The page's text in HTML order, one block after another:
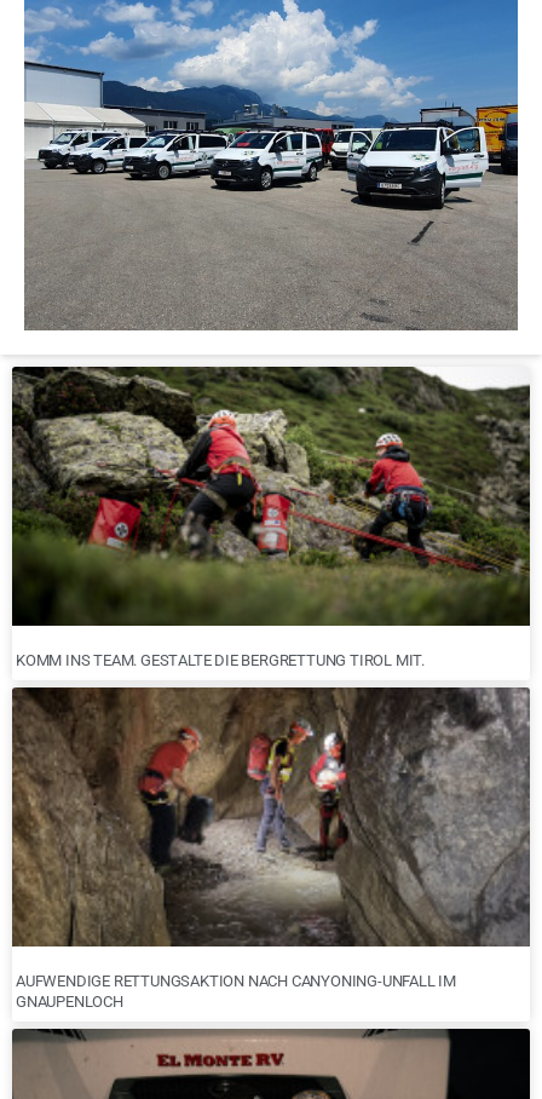
KOMM INS TEAM. GESTALTE DIE BERGRETTUNG TIROL MIT.
AUFWENDIGE RETTUNGSAKTION NACH CANYONING-UNFALL IM
GNAUPENLOCH